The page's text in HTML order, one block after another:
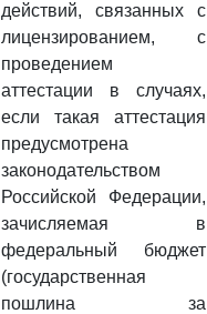
действий, связанных с
лицензированием, с
проведением
аттестации в случаях,
если такая аттестация
предусмотрена
законодательством
Российской Федерации,
зачисляемая в
федеральный бюджет
(государственная
пошлина за